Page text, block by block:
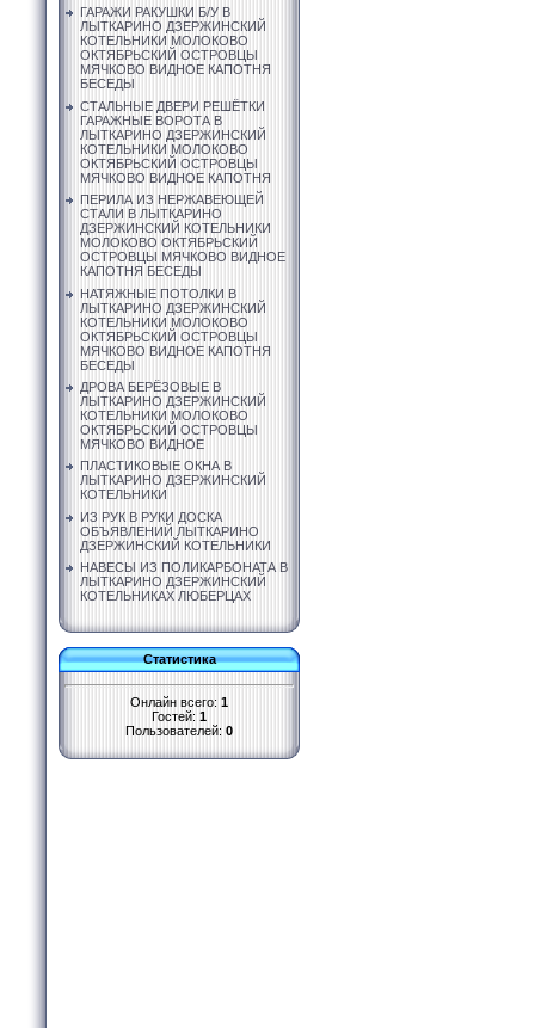
ГАРАЖИ РАКУШКИ Б/У В
ЛЫТКАРИНО ДЗЕРЖИНСКИЙ
КОТЕЛЬНИКИ МОЛОКОВО
ОКТЯБРЬСКИЙ ОСТРОВЦЫ
МЯЧКОВО ВИДНОЕ КАПОТНЯ
БЕСЕДЫ
СТАЛЬНЫЕ ДВЕРИ РЕШЁТКИ
ГАРАЖНЫЕ ВОРОТА В
ЛЫТКАРИНО ДЗЕРЖИНСКИЙ
КОТЕЛЬНИКИ МОЛОКОВО
ОКТЯБРЬСКИЙ ОСТРОВЦЫ
МЯЧКОВО ВИДНОЕ КАПОТНЯ
ПЕРИЛА ИЗ НЕРЖАВЕЮЩЕЙ
СТАЛИ В ЛЫТКАРИНО
ДЗЕРЖИНСКИЙ КОТЕЛЬНИКИ
МОЛОКОВО ОКТЯБРЬСКИЙ
ОСТРОВЦЫ МЯЧКОВО ВИДНОЕ
КАПОТНЯ БЕСЕДЫ
НАТЯЖНЫЕ ПОТОЛКИ В
ЛЫТКАРИНО ДЗЕРЖИНСКИЙ
КОТЕЛЬНИКИ МОЛОКОВО
ОКТЯБРЬСКИЙ ОСТРОВЦЫ
МЯЧКОВО ВИДНОЕ КАПОТНЯ
БЕСЕДЫ
ДРОВА БЕРЁЗОВЫЕ В
ЛЫТКАРИНО ДЗЕРЖИНСКИЙ
КОТЕЛЬНИКИ МОЛОКОВО
ОКТЯБРЬСКИЙ ОСТРОВЦЫ
МЯЧКОВО ВИДНОЕ
ПЛАСТИКОВЫЕ ОКНА В
ЛЫТКАРИНО ДЗЕРЖИНСКИЙ
КОТЕЛЬНИКИ
ИЗ РУК В РУКИ ДОСКА
ОБЪЯВЛЕНИЙ ЛЫТКАРИНО
ДЗЕРЖИНСКИЙ КОТЕЛЬНИКИ
НАВЕСЫ ИЗ ПОЛИКАРБОНАТА В
ЛЫТКАРИНО ДЗЕРЖИНСКИЙ
КОТЕЛЬНИКАХ ЛЮБЕРЦАХ
Статистика
Онлайн всего: 1
Гостей: 1
Пользователей: 0